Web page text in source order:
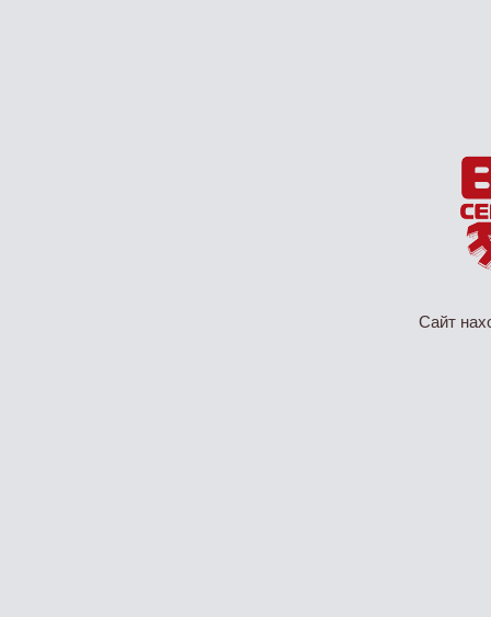
Сайт